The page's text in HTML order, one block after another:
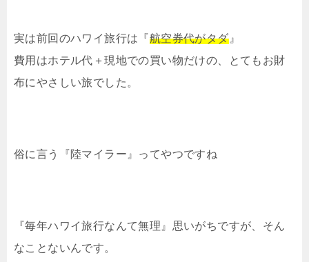
実は前回のハワイ旅行は『航空券代がタダ』
費用はホテル代＋現地での買い物だけの、とてもお財
布にやさしい旅でした。
俗に言う『陸マイラー』ってやつですね
『毎年ハワイ旅行なんて無理』思いがちですが、そん
なことないんです。